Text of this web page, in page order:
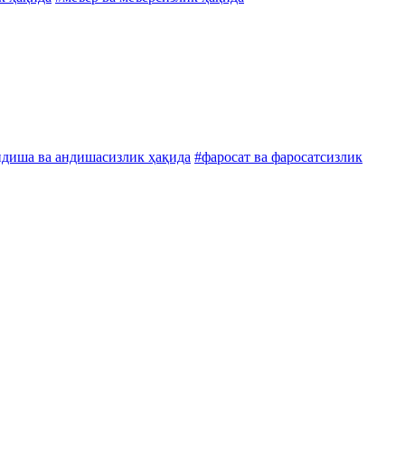
ва андишасизлик ҳақида #фаросат ва фаросатсизлик